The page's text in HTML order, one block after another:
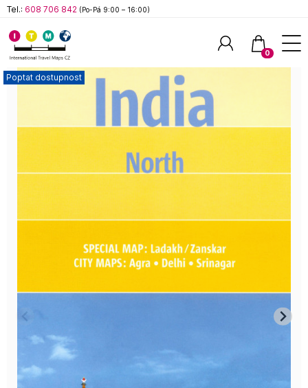
Poptat dostupnost
Tel.: 608 706 842 (Po-Pá 9:00 – 16:00)
0